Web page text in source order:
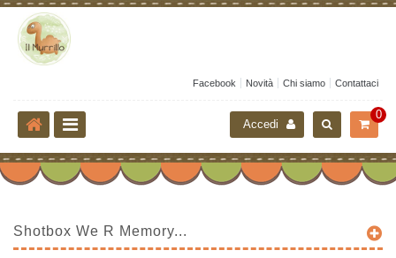
Facebook Novità Chi siamo Contattaci
0
Accedi
Shotbox We R Memory...